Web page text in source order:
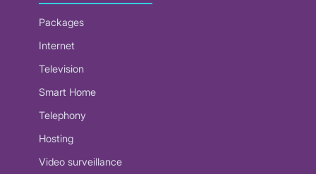
Packages
Internet
Television
Smart Home
Telephony
Hosting
Video surveillance